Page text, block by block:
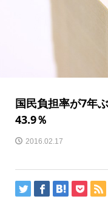
国民負担率が7年
43.9％
2016.02.17